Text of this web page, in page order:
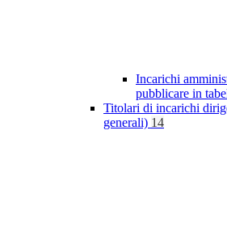
Incarichi
pubblicare in
Titolari di incarichi
generali) 14